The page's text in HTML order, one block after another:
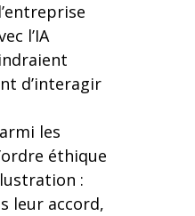
l’IA
d’interagir
les
éthique
:
leur accord,